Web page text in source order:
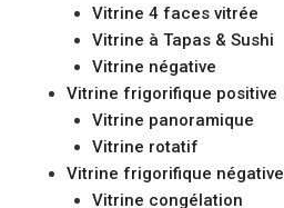
Vitrine 4 faces vitrée
Vitrine à Tapas & Sushi
Vitrine négative
Vitrine frigorifique positive
Vitrine panoramique
Vitrine rotatif
Vitrine frigorifique négative
Vitrine congélation